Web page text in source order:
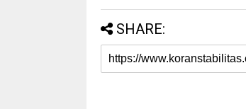
SHARE: